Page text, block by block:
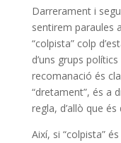
Darrerament i
sentirem paraules
“colpista” colp
d’uns grups
recomanació és
“dretament”, és a
regla, d’allò que
Així, si “colpista”